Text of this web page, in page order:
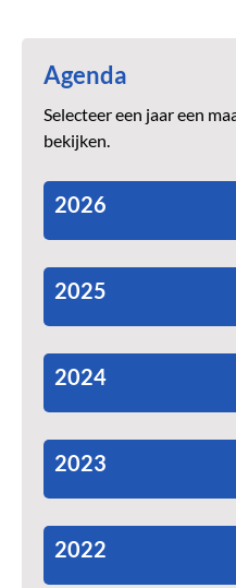
Agenda
Selecteer een jaar een
bekijken.
2026
2025
2024
2023
2022